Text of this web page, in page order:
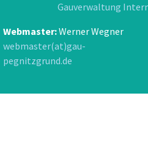
Gauverwaltung
Webmaster:Werner Wegner
webmaster(at)gau-
pegnitzgrund.de